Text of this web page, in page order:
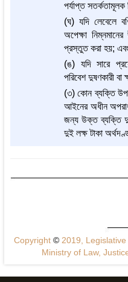
পর্যাপ্ত সতর্কতামূলক
(ঘ) যদি লেবেলে
অপেক্ষা
প্রস্তুত করা হয়;
(ঙ) যদি সারে
পরিবেশ দুষণকারী বা
(৩) কোন ব্যক্তি উপ-
আইনের অধীন
জন্য উক্ত ব্যক্তি
দুই লক্ষ টাকা
Copyright ©2019, Legislative
Ministry of Law,